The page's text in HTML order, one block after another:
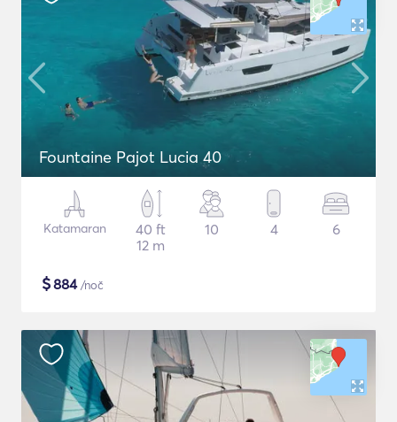
Fountaine Pajot Lucia 40
Katamaran
40 ft
12 m
10 4 6
$884/noč